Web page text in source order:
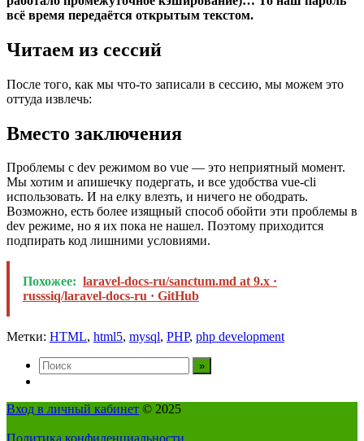
всё время передаётся открытым текстом.
Читаем из сессий
После того, как мы что-то записали в сессию, мы можем это
оттуда извлечь:
Вместо заключения
Проблемы с dev режимом во vue — это неприятный момент.
Мы хотим и апишечку подергать, и все удобства vue-cli
использовать. И на елку влезть, и ничего не ободрать.
Возможно, есть более изящный способ обойти эти проблемы в
dev режиме, но я их пока не нашел. Поэтому приходится
подпирать код лишними условиями.
Похожее: laravel-docs-ru/sanctum.md at 9.x ·
russsiq/laravel-docs-ru · GitHub
Метки: HTML, html5, mysql, PHP, php development
Вход в личный кабинет © 2025